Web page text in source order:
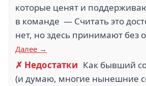
которые ценят и
в команде — Считать это
нет, но здесь принимают без
Далее →
✗ Недостатки Как бывший
(и думаю, многие нынешние